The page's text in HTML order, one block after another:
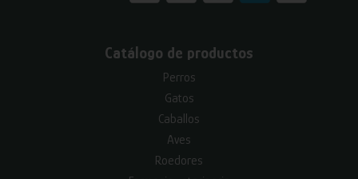
Catálogo de productos
Perros
Gatos
Caballos
Aves
Roedores